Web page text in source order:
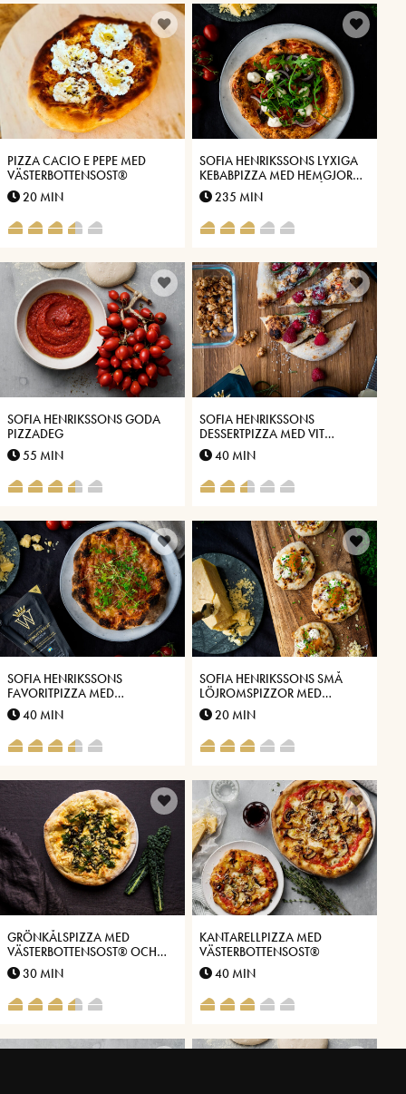
PIZZA CACIO E PEPE MED
VÄSTERBOTTENSOST®
20 MIN
SOFIA HENRIKSSONS LYXIGA
KEBABPIZZA MED HEMGJORD
KEBAB OCH VITLÖKSSÅS MED
VÄSTERBOTTENSOST®
235 MIN
SOFIA HENRIKSSONS GODA
PIZZADEG
55 MIN
SOFIA HENRIKSSONS
DESSERTPIZZA MED VIT
CHOKLAD, HALLON,
KANDERADE NÖTTER OCH
ROSMARIN
40 MIN
SOFIA HENRIKSSONS
FAVORITPIZZA MED
PANCETTA, FÄRSK KÖRVEL
OCH VÄSTERBOTTENSOST®
40 MIN
SOFIA HENRIKSSONS SMÅ
LÖJROMSPIZZOR MED
VÄSTERBOTTENSOST®
20 MIN
GRÖNKÅLSPIZZA MED
VÄSTERBOTTENSOST® OCH
ROSTADE PINJENÖTTER
30 MIN
KANTARELLPIZZA MED
VÄSTERBOTTENSOST®
40 MIN